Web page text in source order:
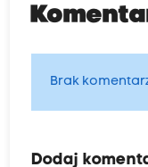
Brak
Dodaj